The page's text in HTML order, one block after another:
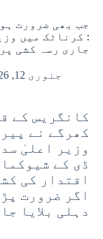
جب بھی ضرورت
: کرناٹک میں
جاری رسہ کشی
جنوری 12, 2026
کانگریس کے
کھرگے نے
وزیر اعلیٰ
ڈی کے
اقتدار کی
اگر ضرورت
دہلی بلایا